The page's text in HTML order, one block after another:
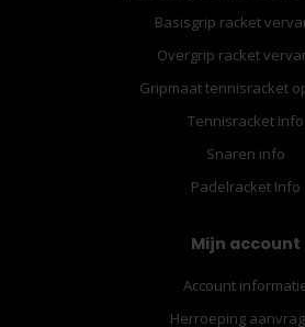
Basisgrip racket
Overgrip racket
Gripmaat tennisracket
Tennisracket info
Snaren info
Padelracket Info
Mijn account
Account
Herroeping